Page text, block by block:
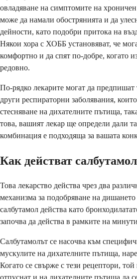
овладяване на симптомите на
може да намали обострянията и да
дейности, като подобри притока на
Някои хора с ХОББ установяват, че
комфортно и да спят по-добре, когато
редовно.
По-рядко лекарите могат да предпишат
други респираторни заболявания,
стесняване на дихателните пътища,
това, вашият лекар ще определи дали
комбинация е подходяща за вашата
Как действат
Това лекарство действа чрез два
механизма за подобряване на
салбутамол действа като
започва да действа в рамките на
Салбутамолът се насочва към
мускулите на дихателните пътища,
Когато се свърже с тези рецептори, той
отпуснат и на дихателните пътища да